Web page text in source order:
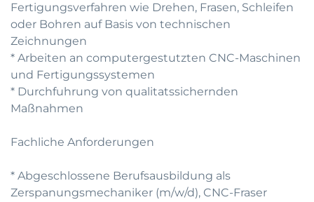
Fertigungsverfahren wie Drehen, Frasen, Schleifen
oder Bohren auf Basis von technischen
Zeichnungen
* Arbeiten an computergestutzten CNC-Maschinen
und Fertigungssystemen
* Durchfuhrung von qualitatssichernden
Maßnahmen
Fachliche Anforderungen
* Abgeschlossene Berufsausbildung als
Zerspanungsmechaniker (m/w/d), CNC-Fraser